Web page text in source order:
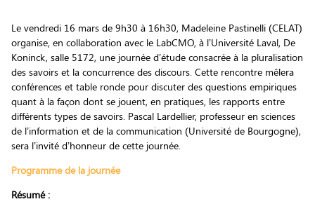
Le vendredi 16 mars de 9h30 à 16h30, Madeleine Pastinelli (CELAT)
organise, en collaboration avec le LabCMO, à l’Université Laval, De
Koninck, salle 5172, une journée d’étude consacrée à la pluralisation
des savoirs et la concurrence des discours. Cette rencontre mêlera
conférences et table ronde pour discuter des questions empiriques
quant à la façon dont se jouent, en pratiques, les rapports entre
différents types de savoirs. Pascal Lardellier, professeur en sciences
de l’information et de la communication (Université de Bourgogne),
sera l’invité d’honneur de cette journée.
Programme de la journée
Résumé :